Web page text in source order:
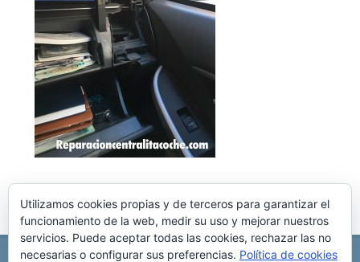
Utilizamos cookies propias y de terceros para garantizar el
funcionamiento de la web, medir su uso y mejorar nuestros
servicios. Puede aceptar todas las cookies, rechazar las no
necesarias o configurar sus preferencias. Política de cookies